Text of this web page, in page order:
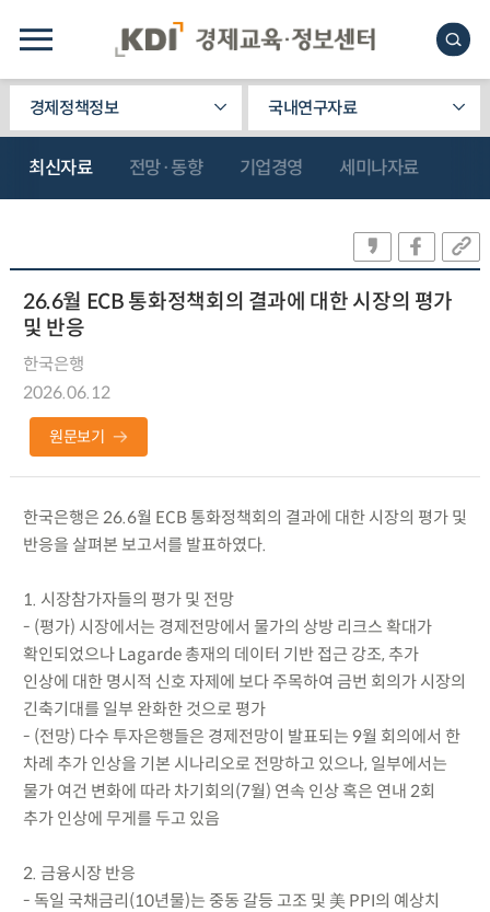
경제정책정보 국내연구자료
최신자료 전망·동향 기업경영 세미나자료
26.6월 ECB 통화정책회의 결과에 대한 시장의 평가
및 반응
한국은행
2026.06.12
원문보기
한국은행은 26.6월 ECB 통화정책회의 결과에 대한 시장의 평가 및
반응을 살펴본 보고서를 발표하였다.
1. 시장참가자들의 평가 및 전망
- (평가) 시장에서는 경제전망에서 물가의 상방 리크스 확대가
확인되었으나 Lagarde 총재의 데이터 기반 접근 강조, 추가
인상에 대한 명시적 신호 자제에 보다 주목하여 금번 회의가 시장의
긴축기대를 일부 완화한 것으로 평가
- (전망) 다수 투자은행들은 경제전망이 발표되는 9월 회의에서 한
차례 추가 인상을 기본 시나리오로 전망하고 있으나, 일부에서는
물가 여건 변화에 따라 차기회의(7월) 연속 인상 혹은 연내 2회
추가 인상에 무게를 두고 있음
2. 금융시장 반응
- 독일 국채금리(10년물)는 중동 갈등 고조 및 美 PPI의 예상치